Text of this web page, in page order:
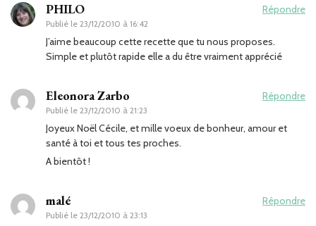
PHILO
Publié le 23/12/2010 à 16:42
Répondre
J’aime beaucoup cette recette que tu nous proposes.
Simple et plutôt rapide elle a du être vraiment apprécié
Eleonora Zarbo
Publié le 23/12/2010 à 21:23
Répondre
Joyeux Noël Cécile, et mille voeux de bonheur, amour et
santé à toi et tous tes proches.
A bientôt !
malé
Publié le 23/12/2010 à 23:13
Répondre